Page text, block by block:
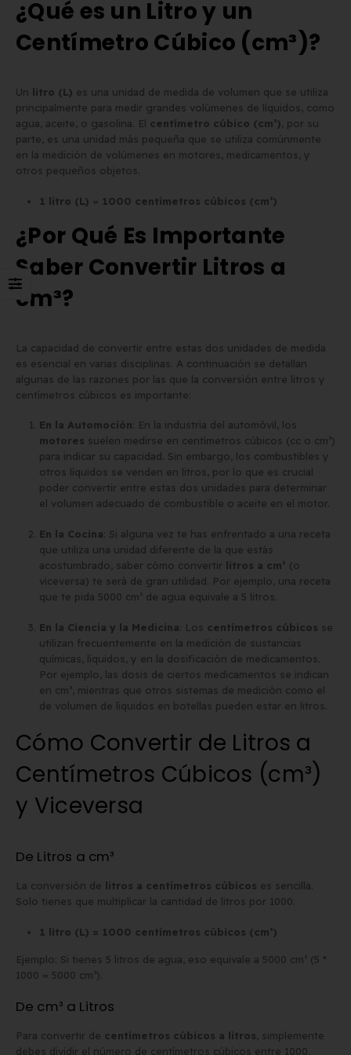
¿Qué es un Litro y un
Centímetro Cúbico (cm³)?
Un litro (L) es una unidad de medida de volumen que se utiliza
principalmente para medir grandes volúmenes de líquidos, como
agua, aceite, o gasolina. El centímetro cúbico (cm³), por su
parte, es una unidad más pequeña que se utiliza comúnmente
en la medición de volúmenes en motores, medicamentos, y
otros pequeños objetos.
1 litro (L) = 1000 centímetros cúbicos (cm³)
¿Por Qué Es Importante
Saber Convertir Litros a
cm³?
La capacidad de convertir entre estas dos unidades de medida
es esencial en varias disciplinas. A continuación se detallan
algunas de las razones por las que la conversión entre litros y
centímetros cúbicos es importante:
En la Automoción : En la industria del automóvil, los
motores suelen medirse en centímetros cúbicos (cc o cm³)
para indicar su capacidad. Sin embargo, los combustibles y
otros líquidos se venden en litros, por lo que es crucial
poder convertir entre estas dos unidades para determinar
el volumen adecuado de combustible o aceite en el motor.
En la Cocina : Si alguna vez te has enfrentado a una receta
que utiliza una unidad diferente de la que estás
acostumbrado, saber cómo convertir litros a cm³ (o
viceversa) te será de gran utilidad. Por ejemplo, una receta
que te pida 5000 cm³ de agua equivale a 5 litros.
En la Ciencia y la Medicina : Los centímetros cúbicos se
utilizan frecuentemente en la medición de sustancias
químicas, líquidos, y en la dosificación de medicamentos.
Por ejemplo, las dosis de ciertos medicamentos se indican
en cm³, mientras que otros sistemas de medición como el
de volumen de líquidos en botellas pueden estar en litros.
Cómo Convertir de Litros a
Centímetros Cúbicos (cm³)
y Viceversa
De Litros a cm³
La conversión de litros a centímetros cúbicos es sencilla.
Solo tienes que multiplicar la cantidad de litros por 1000.
1 litro (L) = 1000 centímetros cúbicos (cm³)
Ejemplo: Si tienes 5 litros de agua, eso equivale a 5000 cm³ (5 *
1000 = 5000 cm³).
De cm³ a Litros
Para convertir de centímetros cúbicos a litros , simplemente
debes dividir el número de centímetros cúbicos entre 1000.